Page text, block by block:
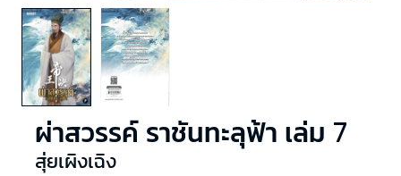
ผ่าสวรรค์ ราชันทะลุฟ้า เล่ม 7
สุ่ยเผิงเฉิง